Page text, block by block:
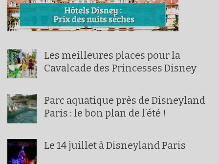
Les meilleures places pour la
Cavalcade des Princesses Disney
Parc aquatique près de Disneyland
Paris : le bon plan de l’été !
Le 14 juillet à Disneyland Paris